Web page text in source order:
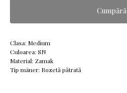
Cumpără
Clasa: Medium
Culoarea: SN
Material: Zamak
Tip mâner: Rozetă pătrată